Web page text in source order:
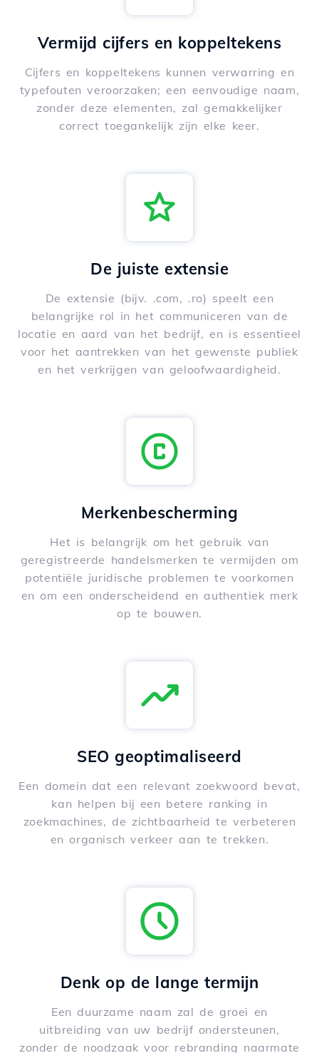
Vermijd cijfers en koppeltekens
Cijfers en koppeltekens kunnen verwarring en
typefouten veroorzaken; een eenvoudige naam,
zonder deze elementen, zal gemakkelijker
correct toegankelijk zijn elke keer.
De juiste extensie
De extensie (bijv. .com, .ro) speelt een
belangrijke rol in het communiceren van de
locatie en aard van het bedrijf, en is essentieel
voor het aantrekken van het gewenste publiek
en het verkrijgen van geloofwaardigheid.
Merkenbescherming
Het is belangrijk om het gebruik van
geregistreerde handelsmerken te vermijden om
potentiële juridische problemen te voorkomen
en om een onderscheidend en authentiek merk
op te bouwen.
SEO geoptimaliseerd
Een domein dat een relevant zoekwoord bevat,
kan helpen bij een betere ranking in
zoekmachines, de zichtbaarheid te verbeteren
en organisch verkeer aan te trekken.
Denk op de lange termijn
Een duurzame naam zal de groei en
uitbreiding van uw bedrijf ondersteunen,
zonder de noodzaak voor rebranding naarmate